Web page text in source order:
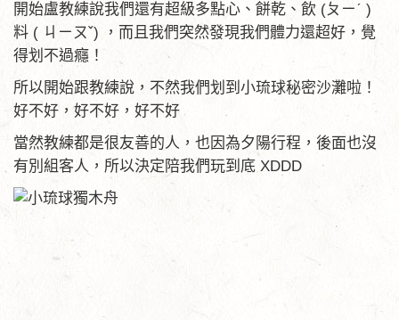
開始盧教練說我們還有超級多點心、餅乾、飲 (ㄆㄧˊ )
料 ( ㄐㄧㄡˇ) ，而且我們突然發現我們體力還超好，覺
得划不過癮！
所以開始跟教練說，不然我們划到小琉球秘密沙灘啦！
好不好，好不好，好不好
當然教練都是很友善的人，也因為夕陽行程，後面也沒
有別組客人，所以決定陪我們玩到底 XDDD